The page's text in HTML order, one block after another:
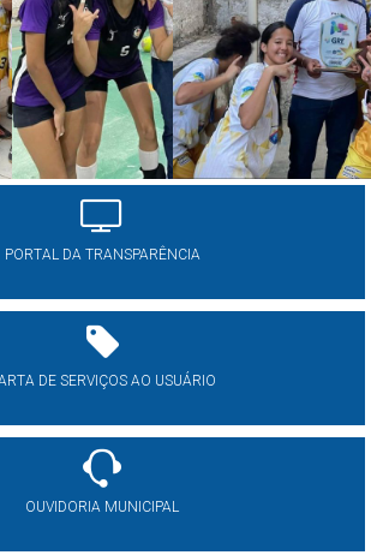
PORTAL DA TRANSPARÊNCIA
DE SERVIÇOS AO USUÁRIO
OUVIDORIA MUNICIPAL